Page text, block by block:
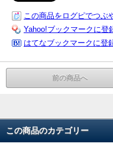
この商品をログピでつぶ
Yahoo!ブックマークに登
はてなブックマークに登
前の商品へ
この商品のカテゴリー